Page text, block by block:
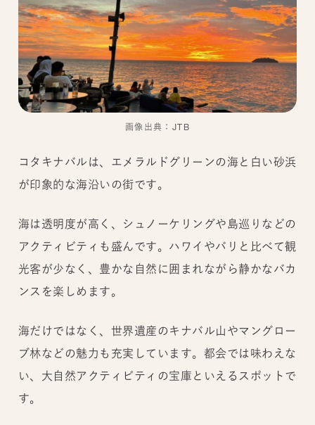
画像出典：JTB
コタキナバルは、エメラルドグリーンの海と白い砂浜
が印象的な海沿いの街です。
海は透明度が高く、シュノーケリングや島巡りなどの
アクティビティも盛んです。ハワイやバリと比べて観
光客が少なく、豊かな自然に囲まれながら静かなバカ
ンスを楽しめます。
海だけではなく、世界遺産のキナバル山やマングロー
ブ林などの魅力も充実しています。都会では味わえな
い、大自然アクティビティの宝庫といえるスポットで
す。